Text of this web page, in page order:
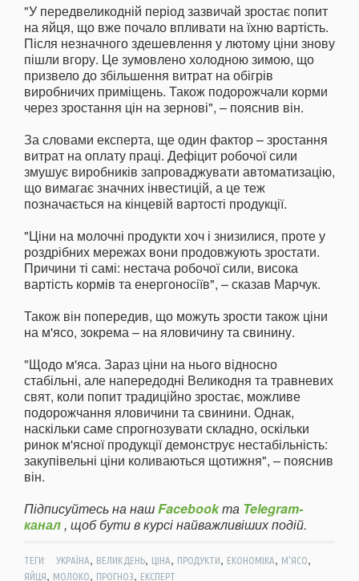
"У передвеликодній період зазвичай зростає попит
на яйця, що вже почало впливати на їхню вартість.
Після незначного здешевлення у лютому ціни знову
пішли вгору. Це зумовлено холодною зимою, що
призвело до збільшення витрат на обігрів
виробничих приміщень. Також подорожчали корми
через зростання цін на зернові", – пояснив він.
За словами експерта, ще один фактор – зростання
витрат на оплату праці. Дефіцит робочої сили
змушує виробників запроваджувати автоматизацію,
що вимагає значних інвестицій, а це теж
позначається на кінцевій вартості продукції.
"Ціни на молочні продукти хоч і знизилися, проте у
роздрібних мережах вони продовжують зростати.
Причини ті самі: нестача робочої сили, висока
вартість кормів та енергоносіїв", – сказав Марчук.
Також він попередив, що можуть зрости також ціни
на м'ясо, зокрема – на яловичину та свинину.
"Щодо м'яса. Зараз ціни на нього відносно
стабільні, але напередодні Великодня та травневих
свят, коли попит традиційно зростає, можливе
подорожчання яловичини та свинини. Однак,
наскільки саме спрогнозувати складно, оскільки
ринок м'ясної продукції демонструє нестабільність:
закупівельні ціни коливаються щотижня", – пояснив
він.
Підписуйтесь на нашFacebookта Telegram-
канал, щоб бути в курсі найважливіших подій.
ТЕГИ: УКРАЇНА, ВЕЛИКДЕНЬ, ЦІНА, ПРОДУКТИ, ЕКОНОМІКА, М'ЯСО,
ЯЙЦЯ, МОЛОКО, ПРОГНОЗ, ЕКСПЕРТ